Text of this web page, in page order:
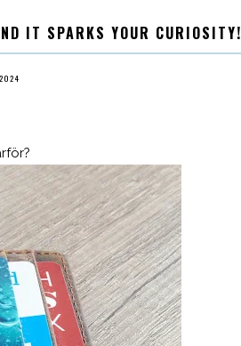
IT SPARKS YOUR CURIOSITY!